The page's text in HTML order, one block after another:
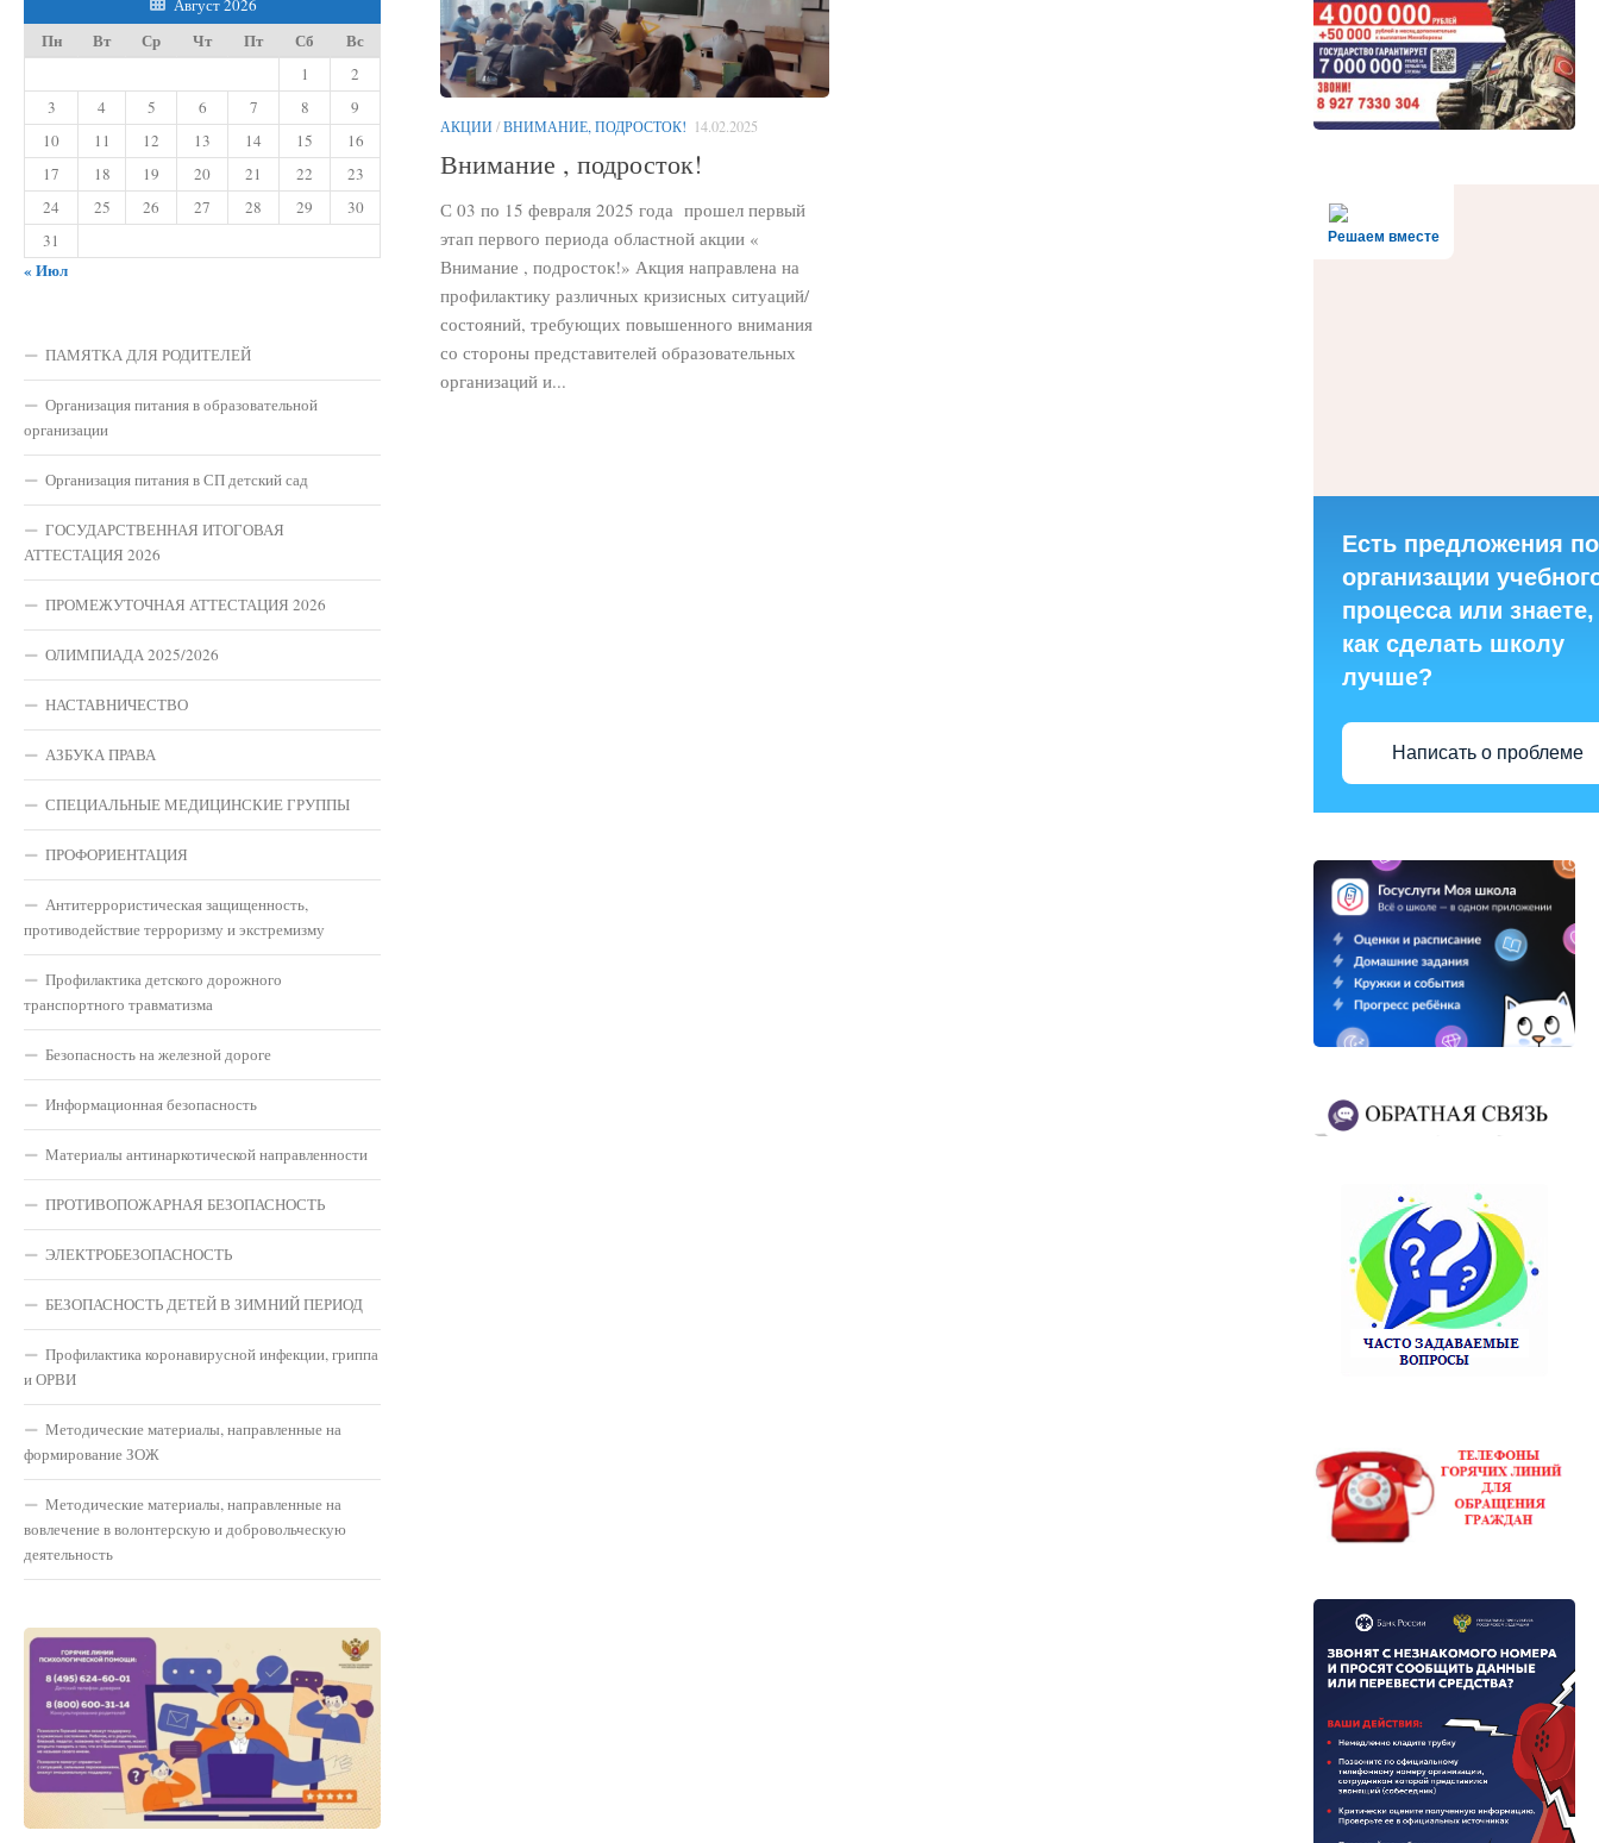
АКЦИИ/ВНИМАНИЕ, ПОДРОСТОК! 14.02.2025
Внимание , подросток!
С 03 по 15 февраля 2025 года прошел первый
этап первого периода областной акции «
Внимание , подросток!» Акция направлена на
профилактику различных кризисных ситуаций/
состояний, требующих повышенного внимания
со стороны представителей образовательных
организаций и...
Пн Вт Ср Чт Пт Сб Вс
1
2
3
4 5 6 7 8
9
10
11 12 13 14 15
16
17
18 19 20 21 22
23
24
25 26 27 28 29
30
31
« Июл
ПАМЯТКА ДЛЯ РОДИТЕЛЕЙ
Организация питания в образовательной
организации
Организация питания в СП детский сад
ГОСУДАРСТВЕННАЯ ИТОГОВАЯ
АТТЕСТАЦИЯ 2026
ПРОМЕЖУТОЧНАЯ АТТЕСТАЦИЯ 2026
ОЛИМПИАДА 2025/2026
НАСТАВНИЧЕСТВО
АЗБУКА ПРАВА
СПЕЦИАЛЬНЫЕ МЕДИЦИНСКИЕ ГРУППЫ
ПРОФОРИЕНТАЦИЯ
Антитеррористическая защищенность,
противодействие терроризму и экстремизму
Профилактика детского дорожного
транспортного травматизма
Безопасность на железной дороге
Информационная безопасность
Материалы антинаркотической направленности
ПРОТИВОПОЖАРНАЯ БЕЗОПАСНОСТЬ
ЭЛЕКТРОБЕЗОПАСНОСТЬ
БЕЗОПАСНОСТЬ ДЕТЕЙ В ЗИМНИЙ ПЕРИОД
Профилактика коронавирусной инфекции, гриппа
и ОРВИ
Методические материалы, направленные на
формирование ЗОЖ
Методические материалы, направленные на
вовлечение в волонтерскую и добровольческую
деятельность
Решаем вместе
Есть предложения по
организации
процесса или знаете,
как сделать школу
лучше?
Написать о проблеме